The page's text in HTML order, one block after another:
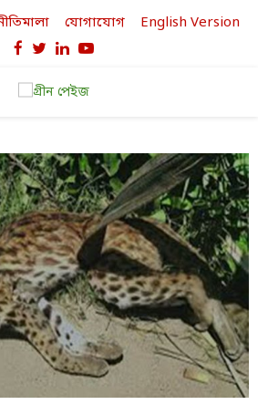
যোগাযোগ English Version
Facebook
TwitterLinkedinYoutube